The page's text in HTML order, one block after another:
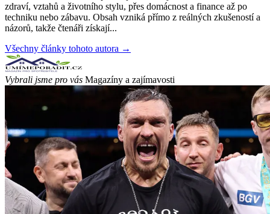
zdraví, vztahů a životního stylu, přes domácnost a finance až po
techniku nebo zábavu. Obsah vzniká přímo z reálných zkušeností a
názorů, takže čtenáři získají...
Všechny články tohoto autora →
Vybrali jsme pro vás Magazíny a zajímavosti